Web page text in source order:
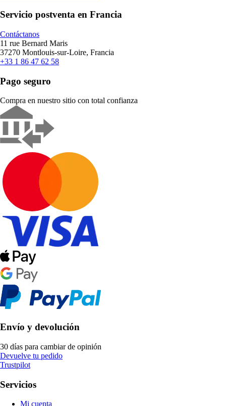
Servicio postventa en Francia
Contáctanos
11 rue Bernard Maris
37270 Montlouis-sur-Loire, Francia
+33 1 86 47 62 58
Pago seguro
Compra en nuestro sitio con total confianza
Envío y devolución
30 días para cambiar de opinión
Devuelve tu pedido
Trustpilot
Servicios
Mi cuenta